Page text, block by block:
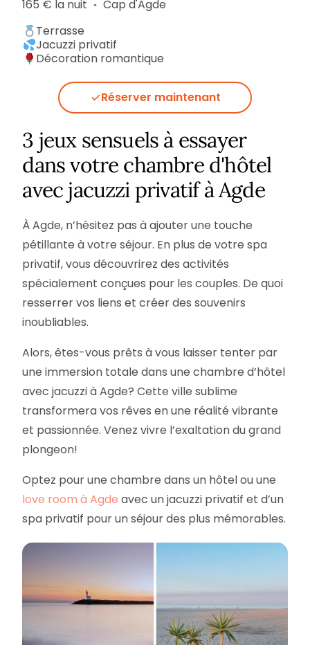
165 € la nuit ▪︎ Cap d'Agde
Terrasse
Jacuzzi privatif
Décoration romantique
Réserver maintenant
3 jeux sensuels à essayer
dans votre chambre d'hôtel
avec jacuzzi privatif à Agde
À Agde, n’hésitez pas à ajouter une touche
pétillante à votre séjour. En plus de votre spa
privatif, vous découvrirez des activités
spécialement conçues pour les couples. De quoi
resserrer vos liens et créer des souvenirs
inoubliables.
Alors, êtes-vous prêts à vous laisser tenter par
une immersion totale dans une chambre d’hôtel
avec jacuzzi à Agde? Cette ville sublime
transformera vos rêves en une réalité vibrante
et passionnée. Venez vivre l’exaltation du grand
plongeon!
Optez pour une chambre dans un hôtel ou une
love room à Agde avec un jacuzzi privatif et d’un
spa privatif pour un séjour des plus mémorables.